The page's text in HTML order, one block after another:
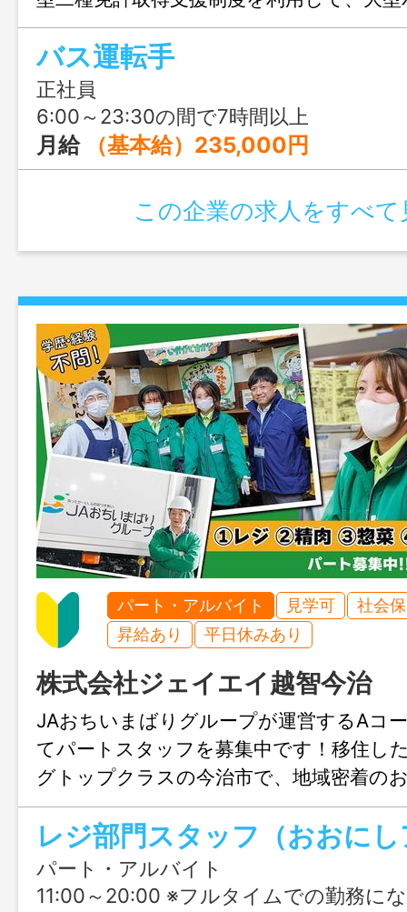
なれるのも魅力です。
バス運転手
正社員
6:00～23:30の間で7時間以上
月給 （基本給）235,000円
この企業の求人をすべて
パート・アルバイト 見学可
社会
昇給あり
平日休みあり
株式会社ジェイエイ越智今治
JAおちいまばりグループが運営するAコ
てパートスタッフを募集中です！移住し
グトップクラスの今治市で、地域密着の
ませんか？
レジ部門スタッフ（おおに
パート・アルバイト
11:00～20:00 ※フルタイムでの勤務になります ※勤務日は相談可 ※店舗に